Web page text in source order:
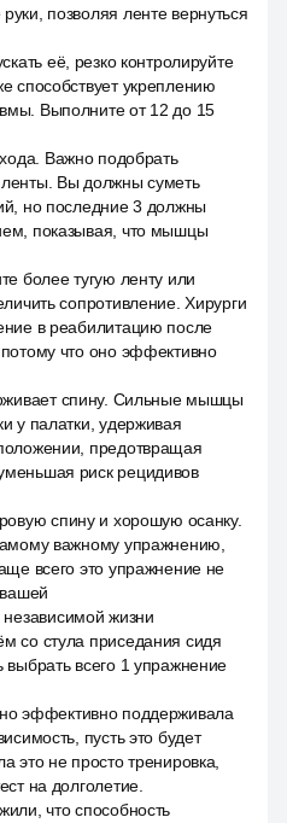
позволяя ленте вернуться
её, резко контролируйте
способствует укреплению
Выполните от 12 до 15
Важно подобрать
Вы должны суметь
но последние 3 должны
показывая, что мышцы
более тугую ленту или
сопротивление. Хирурги
в реабилитацию после
что оно эффективно
спину. Сильные мышцы
у палатки, удерживая
предотвращая
риск рецидивов
спину и хорошую осанку.
важному упражнению,
всего это упражнение не
жизни
со стула приседания сидя
всего 1 упражнение
эффективно поддерживала
пусть это будет
это не просто тренировка,
на долголетие.
что способность